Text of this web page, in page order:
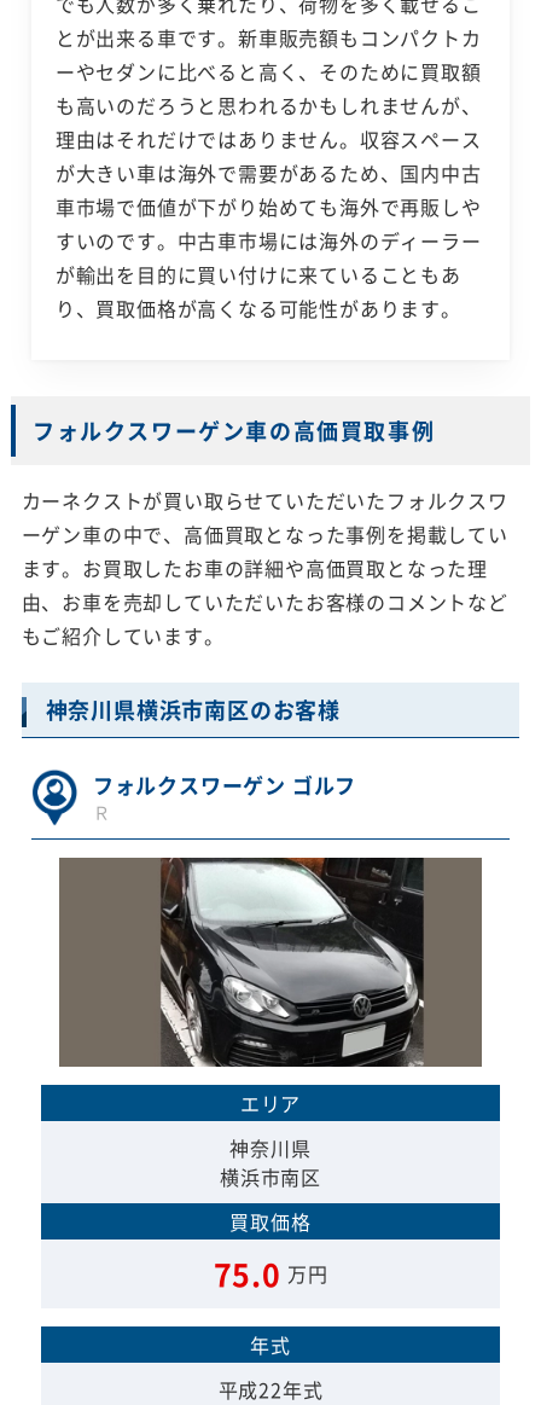
とが出来る車です。新車販売額もコンパクトカ
ーやセダンに比べると高く、そのために買取額
も高いのだろうと思われるかもしれませんが、
理由はそれだけではありません。収容スペース
が大きい車は海外で需要があるため、国内中古
車市場で価値が下がり始めても海外で再販しや
すいのです。中古車市場には海外のディーラー
が輸出を目的に買い付けに来ていることもあ
り、買取価格が高くなる可能性があります。
フォルクスワーゲン車の高価買取事例
カーネクストが買い取らせていただいたフォルクスワ
ーゲン車の中で、高価買取となった事例を掲載してい
ます。お買取したお車の詳細や高価買取となった理
由、お車を売却していただいたお客様のコメントなど
もご紹介しています。
神奈川県横浜市南区のお客様
フォルクスワーゲン ゴルフ
Ｒ
エリア
神奈川県
横浜市南区
買取価格
75.0 万円
年式
平成22年式